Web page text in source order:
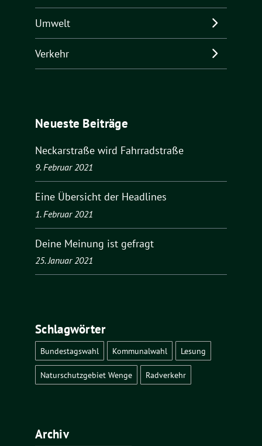
Umwelt
Verkehr
Neueste Beiträge
Neckarstraße wird Fahrradstraße
9. Februar 2021
Eine Übersicht der Headlines
1. Februar 2021
Deine Meinung ist gefragt
25. Januar 2021
Schlagwörter
Bundestagswahl Kommunalwahl Lesung
Naturschutzgebiet Wenge Radverkehr
Archiv